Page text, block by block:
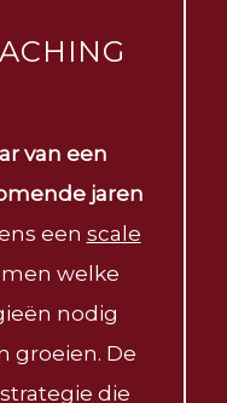
van een
jaren
een scale
welke
nodig
groeien. De
die